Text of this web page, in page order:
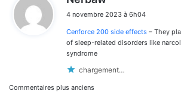
t
:
4 novembre 2023 à 6h04
Cenforce 200 side effects – They
of sleep-related disorders like
syndrome
chargement…
Navigation
Commentaires plus anciens